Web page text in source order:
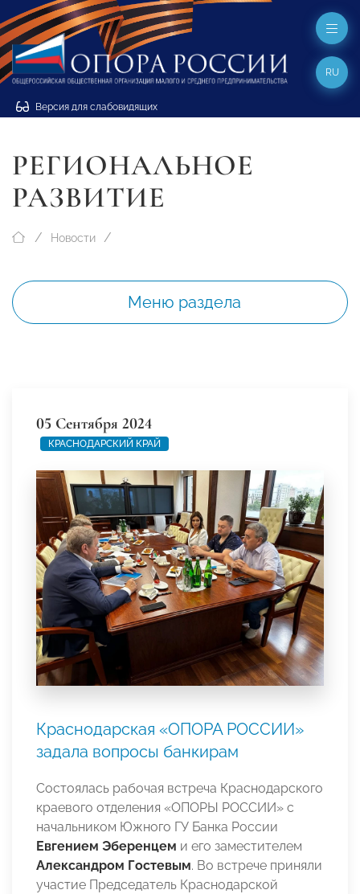
Версия для слабовидящих
RU
РЕГИОНАЛЬНОЕ
РАЗВИТИЕ
Новости
Меню раздела
05 Сентября 2024
КРАСНОДАРСКИЙ КРАЙ
Краснодарская «ОПОРА РОССИИ»
задала вопросы банкирам
Состоялась рабочая встреча Краснодарского
краевого отделения «ОПОРЫ РОССИИ» с
начальником Южного ГУ Банка России
Евгением Эберенцем и его заместителем
Александром Гостевым. Во встрече приняли
участие Председатель Краснодарской